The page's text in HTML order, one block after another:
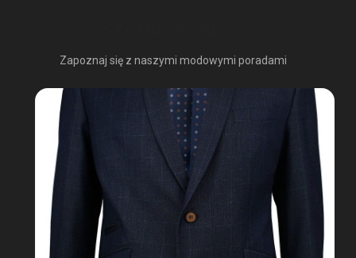
Zapoznaj się z naszymi modowymi poradami